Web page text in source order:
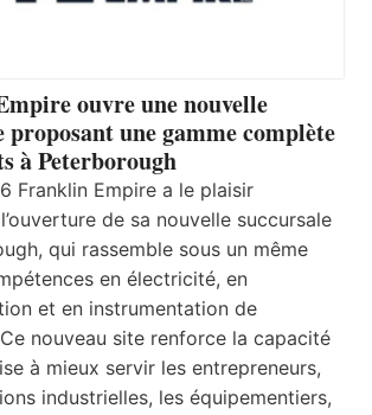
ouvre une nouvelle
proposant une gamme complète
à Peterborough
Franklin Empire a le plaisir
de sa nouvelle succursale
qui rassemble sous un même
en électricité, en
et en instrumentation de
nouveau site renforce la capacité
à mieux servir les entrepreneurs,
industrielles, les équipementiers,